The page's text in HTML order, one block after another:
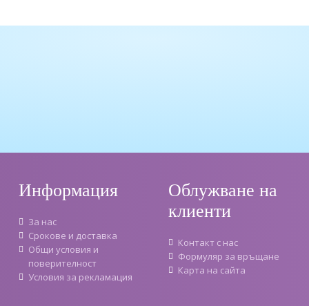
Информация
За нас
Срокове и доставка
Oбщи условия и
поверителност
Условия за рекламация
Облужване на
клиенти
Контакт с нас
Формуляр за връщане
Карта на сайта